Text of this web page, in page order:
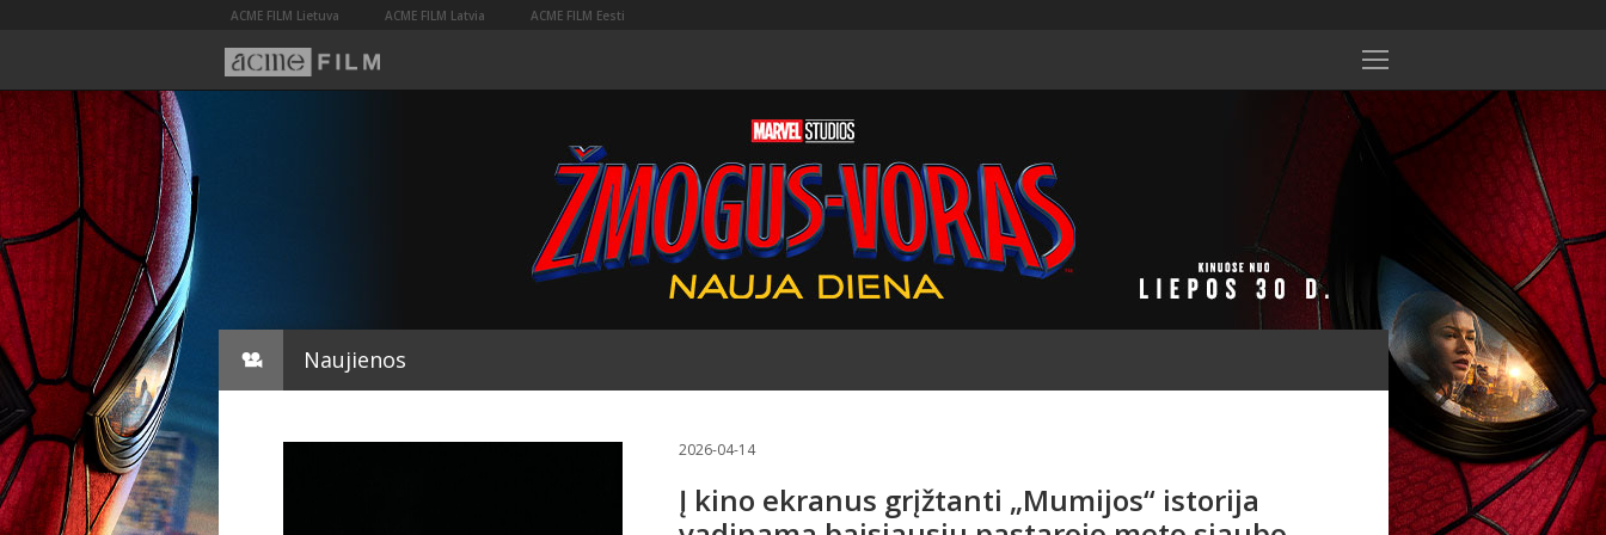
ACME FILM Lietuva ACME FILM Latvia ACME FILM Eesti
Naujienos
2026-04-14
Į kino ekranus grįžtanti „Mumijos“ istorija